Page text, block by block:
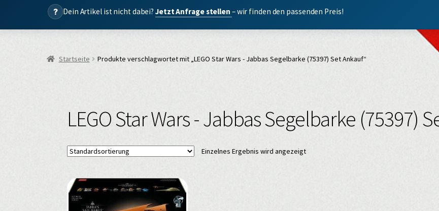
? Dein Artikel ist nicht dabei? Jetzt Anfrage stellen – wir finden den passenden Preis!
Startseite Produkte verschlagwortet mit „LEGO Star Wars - Jabbas Segelbarke (75397) Set Ankauf“
LEGO Star Wars - Jabbas Segelbarke (75397)
Einzelnes Ergebnis wird angezeigt